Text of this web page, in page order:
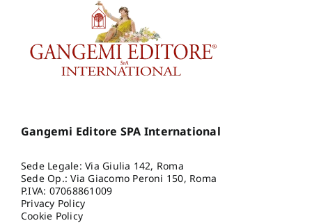
Gangemi Editore SPA International
Sede Legale: Via Giulia 142, Roma
Sede Op.: Via Giacomo Peroni 150, Roma
P.IVA: 07068861009
Privacy Policy
Cookie Policy